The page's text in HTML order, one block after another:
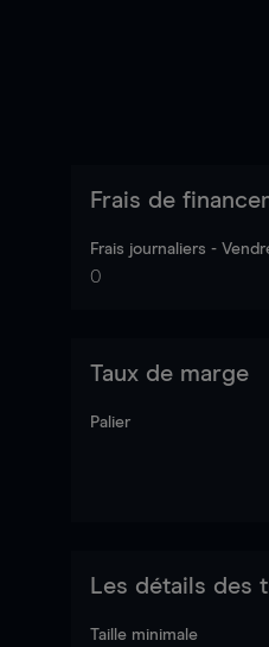
Frais de
Frais journaliers -
0
Taux de marge
Palier
Les détails des
Taille minimale